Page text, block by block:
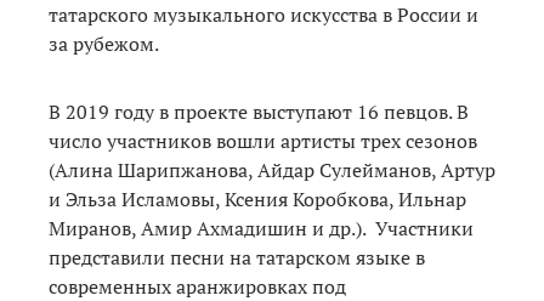
татарского музыкального искусства в России и
за рубежом.
В 2019 году в проекте выступают 16 певцов. В
число участников вошли артисты трех сезонов
(Алина Шарипжанова, Айдар Сулейманов, Артур
и Эльза Исламовы, Ксения Коробкова, Ильнар
Миранов, Амир Ахмадишин и др.). Участники
представили песни на татарском языке в
современных аранжировках под